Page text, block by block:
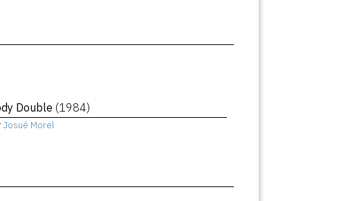
Double (1984)
Josué Morel